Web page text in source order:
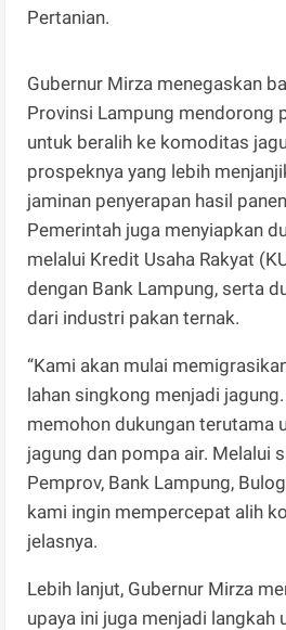
Pertanian.
Gubernur Mirza menegaskan
Provinsi Lampung mendorong
untuk beralih ke komoditas
prospeknya yang lebih
jaminan penyerapan hasil
Pemerintah juga menyiapkan
melalui Kredit Usaha Rakyat
dengan Bank Lampung, serta
dari industri pakan ternak.
“Kami akan mulai
lahan singkong menjadi
memohon dukungan terutama
jagung dan pompa air. Melalui
Pemprov, Bank Lampung,
kami ingin mempercepat alih
jelasnya.
Lebih lanjut, Gubernur Mirza
upaya ini juga menjadi langkah